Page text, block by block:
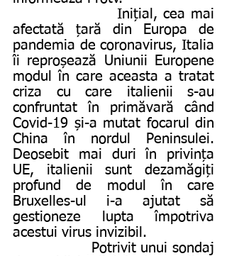
                   Inițial, cea mai
afectată țară din Europa de
pandemia de coronavirus, Italia
îi reproșează Uniunii Europene
modul în care aceasta a tratat
criza cu care italienii s-au
confruntat în primăvară când
Covid-19 și-a mutat focarul din
China în nordul Peninsulei.
Deosebit mai duri în privința
UE, italienii sunt dezamăgiți
profund de modul în care
Bruxelles-ul i-a ajutat să
gestioneze lupta împotriva
acestui virus invizibil.